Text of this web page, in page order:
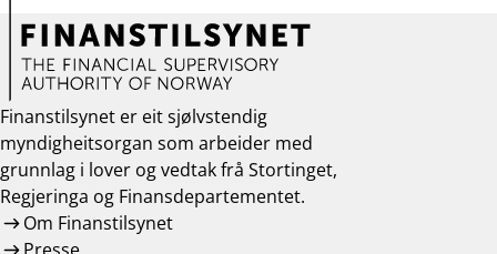
Finanstilsynet er eit sjølvstendig
myndigheitsorgan som arbeider med
grunnlag i lover og vedtak frå Stortinget,
Regjeringa og Finansdepartementet.
Om Finanstilsynet